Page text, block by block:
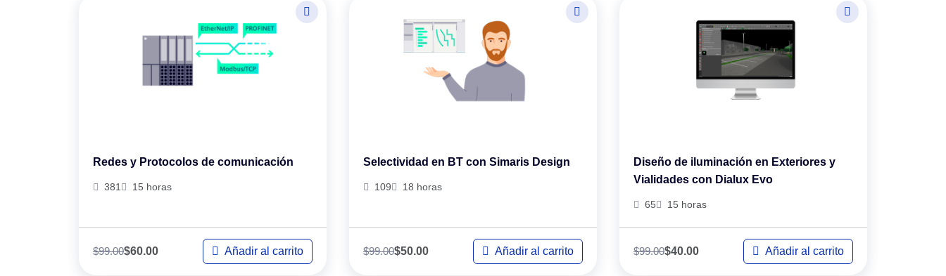
Redes y Protocolos de comunicación
381 15 horas
$99.00$60.00 Añadir al carrito
Selectividad en BT con Simaris Design
109 18 horas
$99.00$50.00 Añadir al carrito
Diseño de iluminación en Exteriores y
Vialidades con Dialux Evo
65 15 horas
$99.00$40.00 Añadir al carrito